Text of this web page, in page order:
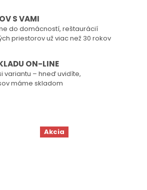
S VAMI
do domácností, reštaurácií
priestorov už viac než 30 rokov
ON-LINE
variantu – hneď uvidíte,
máme skladom
Akcia